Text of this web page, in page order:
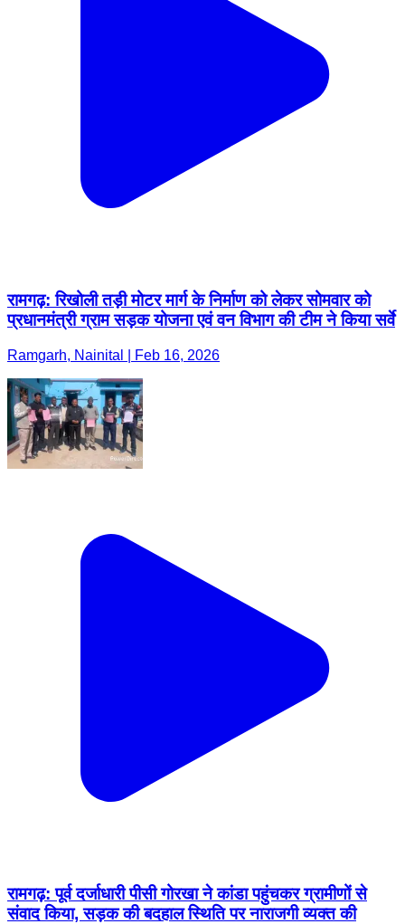
रामगढ़: रिखोली तड़ी मोटर मार्ग के निर्माण को लेकर सोमवार को
प्रधानमंत्री ग्राम सड़क योजना एवं वन विभाग की टीम ने किया सर्वे
Ramgarh, Nainital | Feb 16, 2026
रामगढ़: पूर्व दर्जाधारी पीसी गोरखा ने कांडा पहुंचकर ग्रामीणों से
संवाद किया, सड़क की बदहाल स्थिति पर नाराजगी व्यक्त की